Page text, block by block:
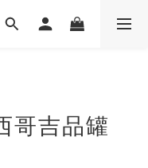
哥吉品罐